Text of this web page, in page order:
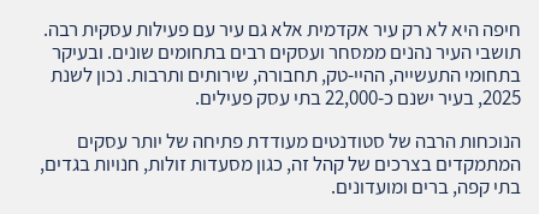
חיפה היא לא רק עיר אקדמית אלא גם עיר עם פעילות עסקית רבה.
תושבי העיר נהנים ממסחר ועסקים רבים בתחומים שונים. ובעיקר
בתחומי התעשייה, ההיי-טק, תחבורה, שירותים ותרבות. נכון לשנת
2025, בעיר ישנם כ-22,000 בתי עסק פעילים.
הנוכחות הרבה של סטודנטים מעודדת פתיחה של יותר עסקים
המתמקדים בצרכים של קהל זה, כגון מסעדות זולות, חנויות בגדים,
בתי קפה, ברים ומועדונים.